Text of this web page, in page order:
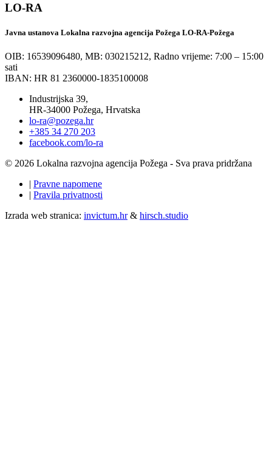
LO-RA
Javna ustanova Lokalna razvojna agencija Požega LO-RA-Požega
OIB: 16539096480, MB: 030215212, Radno vrijeme: 7:00 – 15:00
sati
IBAN: HR 81 2360000-1835100008
Industrijska 39,
HR-34000 Požega, Hrvatska
lo-ra@pozega.hr
+385 34 270 203
facebook.com/lo-ra
© 2026 Lokalna razvojna agencija Požega - Sva prava pridržana
| Pravne napomene
| Pravila privatnosti
Izrada web stranica: invictum.hr& hirsch.studio